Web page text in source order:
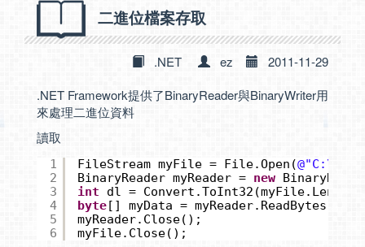
二進位檔案存取
.NET ez
2011-11-29
.NET Framework提供了BinaryReader與BinaryWriter用
來處理二進位資料
讀取
1
2
3
4
5
6
FileStream myFile = File.Open(
BinaryReader myReader = new
int
dl =
byte[] myData = myReader.ReadBytes(dl);
myReader.Close();
myFile.Close();